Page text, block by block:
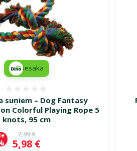
suņiem – Dog Fantasy
Colorful Playing Rope 5
knots, 95 cm
Oriģinālā cena
7,99 €
Cena
5,98 €
iesaka